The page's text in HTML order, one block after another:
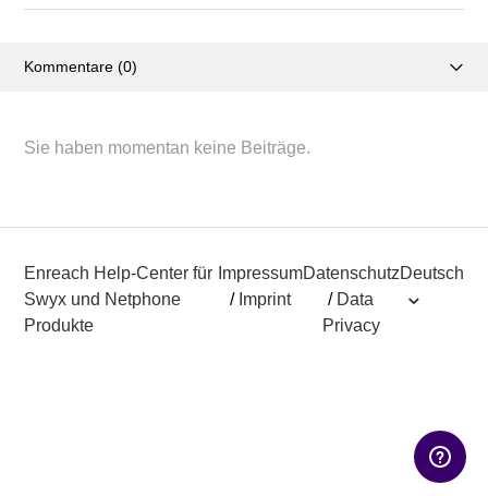
Kommentare (0)
Sie haben momentan keine Beiträge.
Enreach Help-Center für
Swyx und Netphone
Produkte
Impressum
/ Imprint
Datenschutz
/ Data
Privacy
Deutsch